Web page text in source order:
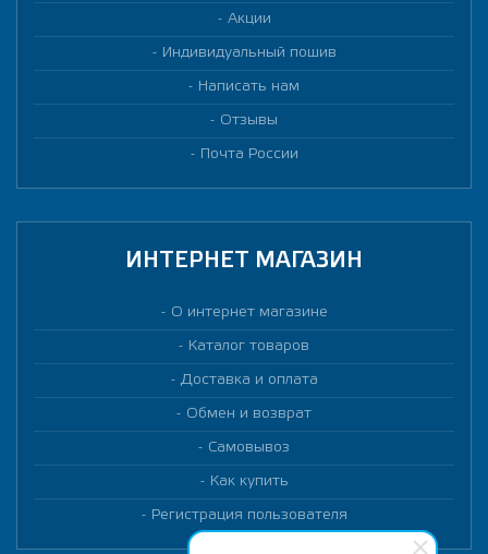
Акции
Индивидуальный пошив
Написать нам
Отзывы
Почта России
ИНТЕРНЕТ МАГАЗИН
О интернет магазине
Каталог товаров
Доставка и оплата
Обмен и возврат
Самовывоз
Как купить
Регистрация пользователя